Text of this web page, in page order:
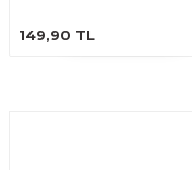
149,90 TL